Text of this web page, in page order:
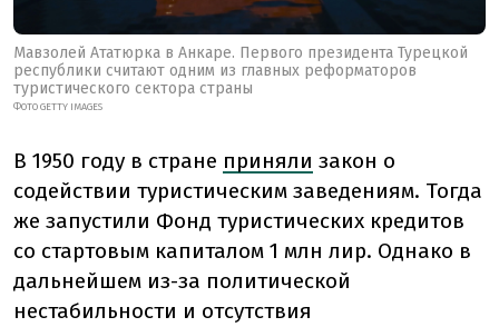
Мавзолей Ататюрка в Анкаре. Первого президента Турецкой
республики считают одним из главных реформаторов
туристического сектора страны
ФОТО GETTY IMAGES
В 1950 году в стране приняли закон о
содействии туристическим заведениям. Тогда
же запустили Фонд туристических кредитов
со стартовым капиталом 1 млн лир. Однако в
дальнейшем из-за политической
нестабильности и отсутствия